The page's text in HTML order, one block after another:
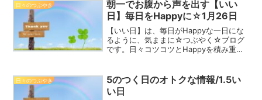
は...
日々のつぶやき
朝一でお腹から声を出す【いい
日】毎日をHappyに☆1月26日
【いい日】は、毎日がHappyな一日にな
るように、気ままに☆つぶやく☆ブログ
です。日々コツコツとHappyを積み重ね
葉：誇り・内気Happy☆つぶやき寒波
は...
日々のつぶやき
5のつく日のオトクな情報/1.5い
い日